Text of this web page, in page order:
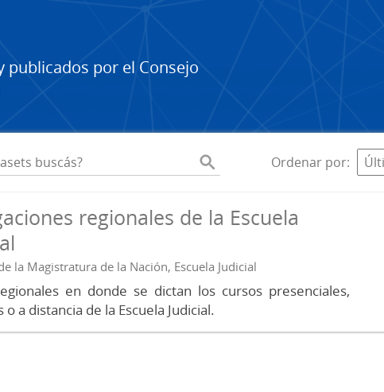
publicados por el Consejo
Ordenar por
regionales de la Escuela
la Magistratura de la Nación, Escuela Judicial
en donde se dictan los cursos presenciales,
a distancia de la Escuela Judicial.